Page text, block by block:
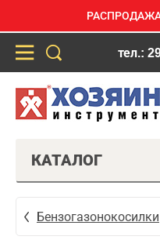
РАСПРОДАЖА
тел.:
КАТАЛОГ
Бензогазонокосилки